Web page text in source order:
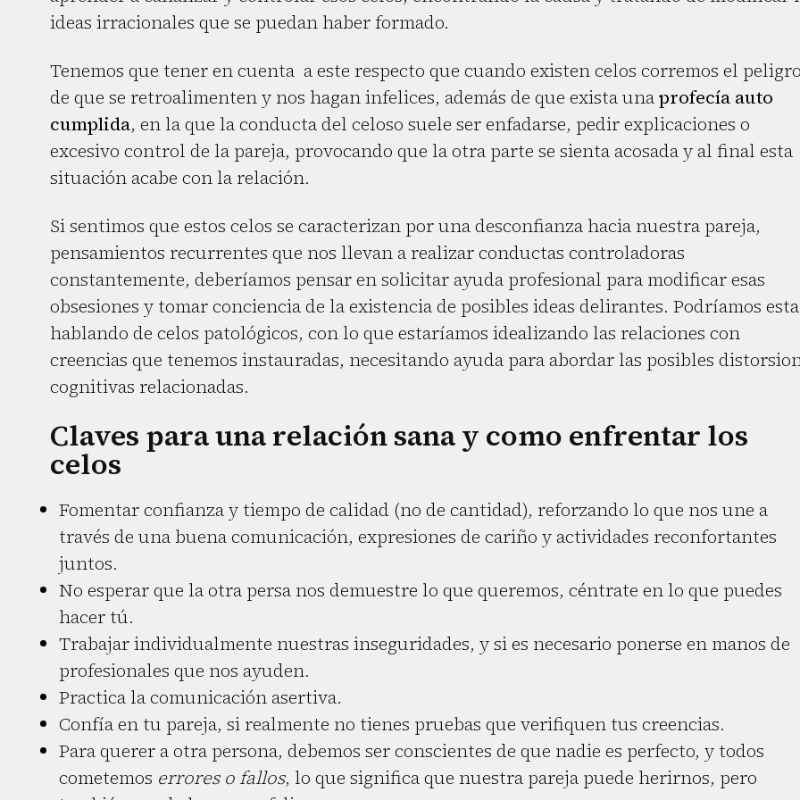
ideas irracionales que se puedan haber formado.
Tenemos que tener en cuenta a este respecto que cuando existen celos corremos el peligro
de que se retroalimenten y nos hagan infelices, además de que exista unaprofecía auto
cumplida, en la que la conducta del celoso suele ser enfadarse, pedir explicaciones o
excesivo control de la pareja, provocando que la otra parte se sienta acosada y al final esta
situación acabe con la relación.
Si sentimos que estos celos se caracterizan por una desconfianza hacia nuestra pareja,
pensamientos recurrentes que nos llevan a realizar conductas controladoras
constantemente, deberíamos pensar en solicitar ayuda profesional para modificar esas
obsesiones y tomar conciencia de la existencia de posibles ideas delirantes. Podríamos
hablando de celos patológicos, con lo que estaríamos idealizando las relaciones con
creencias que tenemos instauradas, necesitando ayuda para abordar las posibles
cognitivas relacionadas.
Claves para una relación sana y como enfrentar los
celos
Fomentar confianza y tiempo de calidad (no de cantidad), reforzando lo que nos une a
través de una buena comunicación, expresiones de cariño y actividades reconfortantes
juntos.
No esperar que la otra persa nos demuestre lo que queremos, céntrate en lo que puedes
hacer tú.
Trabajar individualmente nuestras inseguridades, y si es necesario ponerse en manos de
profesionales que nos ayuden.
Practica la comunicación asertiva.
Confía en tu pareja, si realmente no tienes pruebas que verifiquen tus creencias.
Para querer a otra persona, debemos ser conscientes de que nadie es perfecto, y todos
cometemos errores o fallos, lo que significa que nuestra pareja puede herirnos, pero